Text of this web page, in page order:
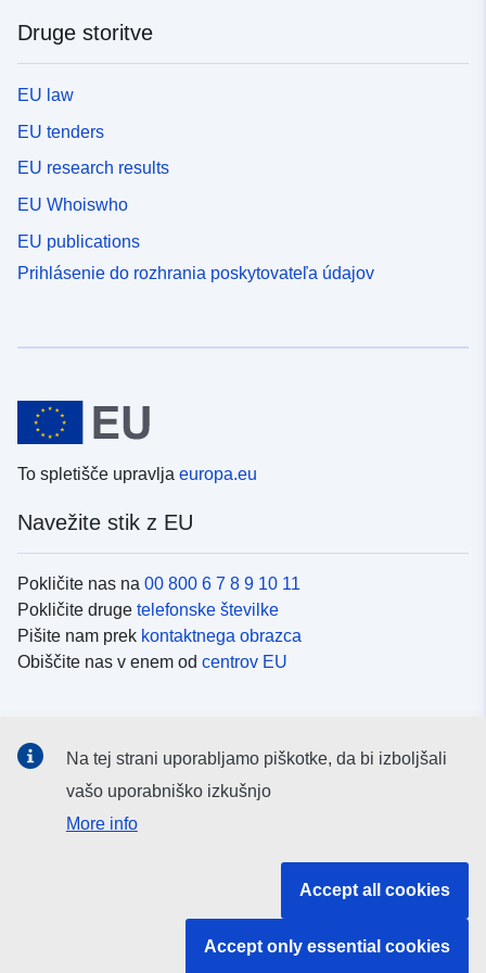
Druge storitve
EU law
EU tenders
EU research results
EU Whoiswho
EU publications
Prihlásenie do rozhrania poskytovateľa údajov
To spletišče upravlja europa.eu
Navežite stik z EU
Pokličite nas na 00 800 6 7 8 9 10 11
Pokličite druge telefonske številke
Pišite nam prek kontaktnega obrazca
Obiščite nas v enem od centrov EU
Iskanje podružbenih medijih EU
Na tej strani uporabljamo piškotke, da bi izboljšali
vašo uporabniško izkušnjo
More info
Accept all cookies
Accept only essential cookies